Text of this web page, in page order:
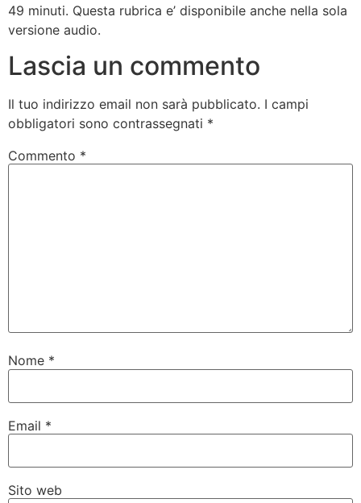
49 minuti. Questa rubrica e’ disponibile anche nella sola
versione audio.
Lascia un commento
Il tuo indirizzo email non sarà pubblicato. I campi
obbligatori sono contrassegnati *
Commento *
Nome *
Email *
Sito web